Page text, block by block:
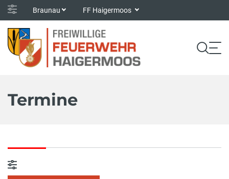
Braunau FF Haigermoos
Termine